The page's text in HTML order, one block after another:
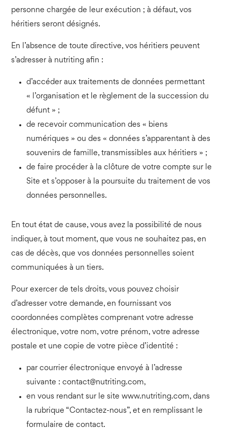
personne chargée de leur exécution ; à défaut, vos
héritiers seront désignés.
En l’absence de toute directive, vos héritiers peuvent
s’adresser à nutriting afin :
d’accéder aux traitements de données permettant
« l’organisation et le règlement de la succession du
défunt » ;
de recevoir communication des « biens
numériques » ou des « données s’apparentant à des
souvenirs de famille, transmissibles aux héritiers » ;
de faire procéder à la clôture de votre compte sur le
Site et s’opposer à la poursuite du traitement de vos
données personnelles.
En tout état de cause, vous avez la possibilité de nous
indiquer, à tout moment, que vous ne souhaitez pas, en
cas de décès, que vos données personnelles soient
communiquées à un tiers.
Pour exercer de tels droits, vous pouvez choisir
d’adresser votre demande, en fournissant vos
coordonnées complètes comprenant votre adresse
électronique, votre nom, votre prénom, votre adresse
postale et une copie de votre pièce d’identité :
par courrier électronique envoyé à l’adresse
suivante :contact@nutriting.com,
en vous rendant sur le site www.nutriting.com, dans
la rubrique “Contactez-nous”, et en remplissant le
formulaire de contact.